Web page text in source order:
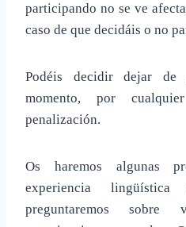
participando no se ve
caso de que decidáis o no
Podéis decidir dejar de
momento, por
penalización.
Os haremos algunas
experiencia
preguntaremos sobre